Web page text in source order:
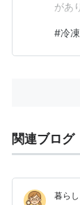
があ
てお
冷凍
#冷
関連ブログ
暮ら